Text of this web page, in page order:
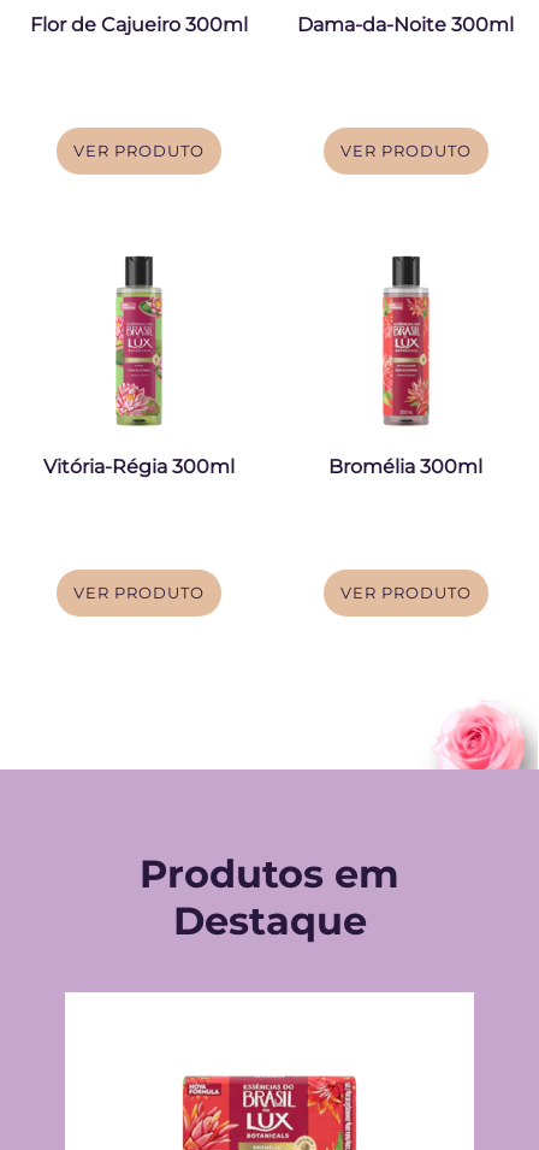
Flor de Cajueiro 300ml
VER PRODUTO
Dama-da-Noite 300ml
VER PRODUTO
Vitória-Régia 300ml
VER PRODUTO
Bromélia 300ml
VER PRODUTO
Produtos em
Destaque